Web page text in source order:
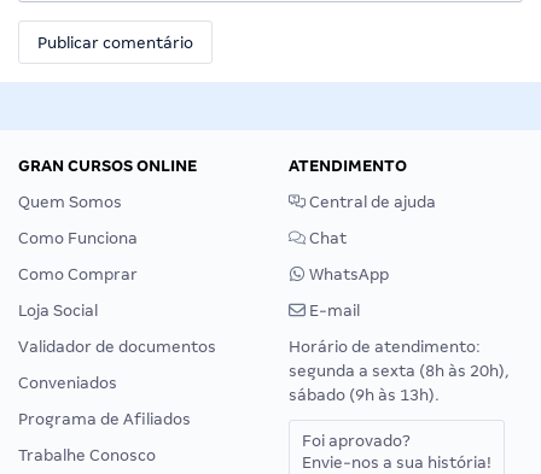
GRAN CURSOS ONLINE
Quem Somos
Como Funciona
Como Comprar
Loja Social
Validador de documentos
Conveniados
Programa de Afiliados
Trabalhe Conosco
ATENDIMENTO
Central de ajuda
Chat
WhatsApp
E-mail
Horário de atendimento:
segunda a sexta (8h às 20h),
sábado (9h às 13h).
Foi aprovado?
Envie-nos a sua história!